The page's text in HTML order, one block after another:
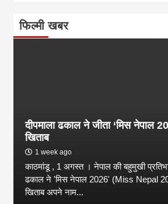
फिल्मी खबर
दीपमाला ढकाल ने जीता ‘मिस नेपाल
खिताब
1 week ago
काठमांडू , 1 अगस्त । नेपाल की बहुमुखी प्रतिभा
ढकाल ने 'मिस नेपाल 2026' (Miss Nepal
खिताब अपने नाम...